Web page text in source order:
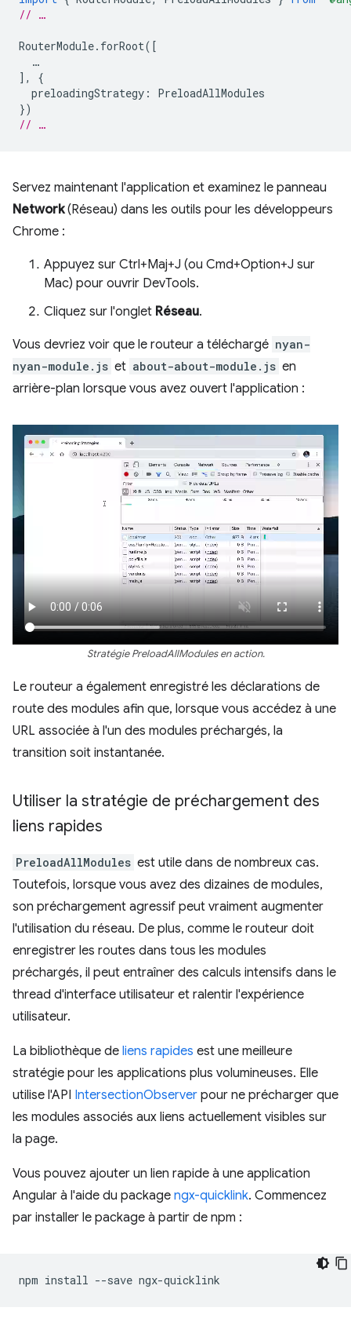
// …
RouterModule. forRoot([
…
],
{
preloadingStrategy :
PreloadAllModules
})
// …
Servez maintenant l'application et examinez le panneau
Network(Réseau) dans les outils pour les développeurs
Chrome :
Appuyez sur Ctrl+Maj+J (ou Cmd+Option+J sur
Mac) pour ouvrir DevTools.
Cliquez sur l'onglet Réseau.
Vous devriez voir que le routeur a téléchargé nyan-
nyan-module.js et about-about-module.js en
arrière-plan lorsque vous avez ouvert l'application :
Stratégie PreloadAllModules en action.
Le routeur a également enregistré les déclarations de
route des modules afin que, lorsque vous accédez à une
URL associée à l'un des modules préchargés, la
transition soit instantanée.
Utiliser la stratégie de préchargement des
liens rapides
PreloadAllModules est utile dans de nombreux cas.
Toutefois, lorsque vous avez des dizaines de modules,
son préchargement agressif peut vraiment augmenter
l'utilisation du réseau. De plus, comme le routeur doit
enregistrer les routes dans tous les modules
préchargés, il peut entraîner des calculs intensifs dans le
thread d'interface utilisateur et ralentir l'expérience
utilisateur.
La bibliothèque de liens rapides est une meilleure
stratégie pour les applications plus volumineuses. Elle
utilise l'API IntersectionObserver pour ne précharger que
les modules associés aux liens actuellement visibles sur
la page.
Vous pouvez ajouter un lien rapide à une application
Angular à l'aide du package ngx-quicklink. Commencez
par installer le package à partir de npm :
npm install --save